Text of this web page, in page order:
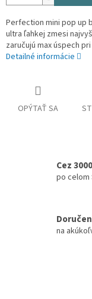
Perfection mini pop up
ultra ľahkej zmesi
zaručujú max úspech
Detailné informácie
OPÝTAŤ SA
Cez
po celom
na